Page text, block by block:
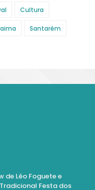
Cultura
Santarém
de Léo Foguete e
Festa dos